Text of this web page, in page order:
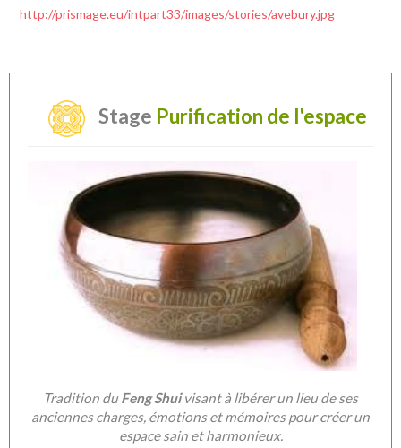
http://prismage.eu/intpart33/images/stories/avebury.jpg
Stage Purification de l'espace
Tradition duFeng Shuivisant à libérer un lieu de ses
anciennes charges, émotions et mémoires pour créer un
espace sain et harmonieux.